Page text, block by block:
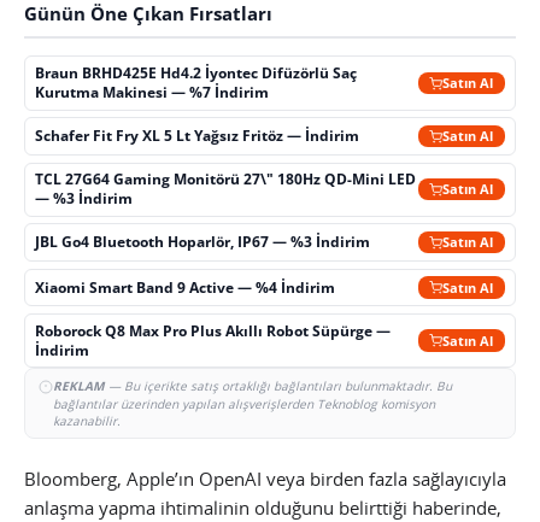
Günün Öne Çıkan Fırsatları
Braun BRHD425E Hd4.2 İyontec Difüzörlü Saç
Kurutma Makinesi — %7 İndirim
Satın Al
Schafer Fit Fry XL 5 Lt Yağsız Fritöz — İndirim Satın Al
TCL 27G64 Gaming Monitörü 27\" 180Hz QD-Mini LED
— %3 İndirim
Satın Al
JBL Go4 Bluetooth Hoparlör, IP67 — %3 İndirim Satın Al
Xiaomi Smart Band 9 Active — %4 İndirim Satın Al
Roborock Q8 Max Pro Plus Akıllı Robot Süpürge —
İndirim
Satın Al
REKLAM— Bu içerikte satış ortaklığı bağlantıları bulunmaktadır. Bu
bağlantılar üzerinden yapılan alışverişlerden Teknoblog komisyon
kazanabilir.
Bloomberg, Apple’ın OpenAI veya birden fazla sağlayıcıyla
anlaşma yapma ihtimalinin olduğunu belirttiği haberinde,